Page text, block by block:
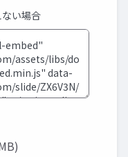
ない場合